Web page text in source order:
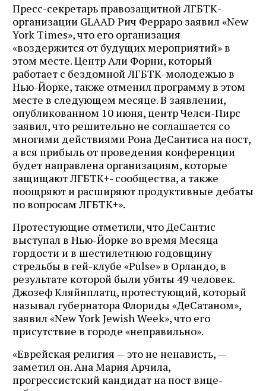
Пресс-секретарь правозащитной ЛГБТК-
организации GLAAD Рич Ферраро заявил «New
York Times», что его организация
«воздержится от будущих мероприятий» в
этом месте. Центр Али Форни, который
работает с бездомной ЛГБТК-молодежью в
Нью-Йорке, также отменил программу в этом
месте в следующем месяце. В заявлении,
опубликованном 10 июня, центр Челси-Пирс
заявил, что решительно не соглашается со
многими действиями Рона ДеСантиса на пост,
а вся прибыль от проведения конференции
будет направлена организациям, которые
защищают ЛГБТК+- сообщества, а также
поощряют и расширяют продуктивные дебаты
по вопросам ЛГБТК+».
Протестующие отметили, что ДеСантис
выступал в Нью-Йорке во время Месяца
гордости и в шестилетнюю годовщину
стрельбы в гей-клубе «Pulse» в Орландо, в
результате которой были убиты 49 человек.
Джозеф Кляйнплатц, протестующий, который
называл губернатора Флориды «ДеСатаном»,
заявил «New York Jewish Week», что его
присутствие в городе «неправильно».
«Еврейская религия — это не ненависть, —
заметил он. Ана Мария Арчила,
прогрессистский кандидат на пост вице-